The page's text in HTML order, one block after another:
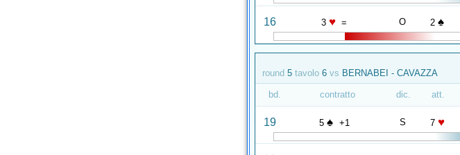
16 3 ♥ = O 2 ♠
round 5 tavolo 6 vs BERNABEI - CAVAZZA
bd. contratto dic. att.
19 5 ♠ +1 S 7 ♥